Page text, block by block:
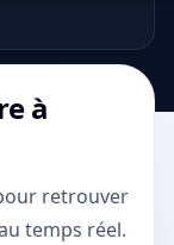
à
retrouver
temps réel.